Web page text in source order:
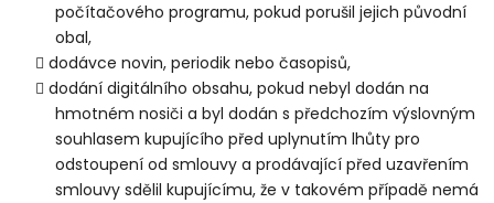
počítačového programu, pokud porušil jejich původní
obal,
dodávce novin, periodik nebo časopisů,
dodání digitálního obsahu, pokud nebyl dodán na
hmotném nosiči a byl dodán s předchozím výslovným
souhlasem kupujícího před uplynutím lhůty pro
odstoupení od smlouvy a prodávající před uzavřením
smlouvy sdělil kupujícímu, že v takovém případě nemá